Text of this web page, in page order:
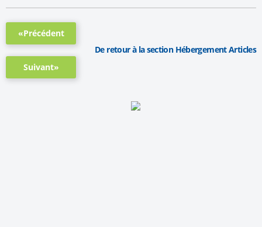
«Précédent
Suivant»
De retour à la section Hébergement Articles